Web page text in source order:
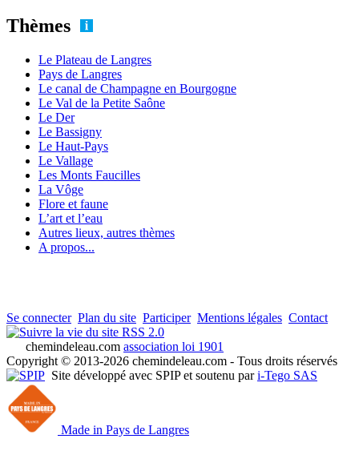
Thèmes
Le Plateau de Langres
Pays de Langres
Le canal de Champagne en Bourgogne
Le Val de la Petite Saône
Le Der
Le Bassigny
Le Haut-Pays
Le Vallage
Les Monts Faucilles
La Vôge
Flore et faune
L’art et l’eau
Autres lieux, autres thèmes
A propos...
Se connecter Plan du site Participer Mentions légales Contact
RSS 2.0
chemindeleau.com association loi 1901
Copyright © 2013-2026 chemindeleau.com - Tous droits réservés
Site développé avec SPIP et soutenu pari-Tego SAS
Made in Pays de Langres